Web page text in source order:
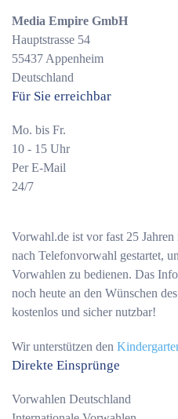
Media Empire GmbH
Hauptstrasse 54
55437 Appenheim
Deutschland
Für Sie erreichbar
Mo. bis Fr.
10 - 15 Uhr
Per E-Mail
24/7
Vorwahl.de ist vor fast 25
nach Telefonvorwahl gestartet,
Vorwahlen zu bedienen. Das
noch heute an den Wünschen
kostenlos und sicher nutzbar!
Wir unterstützen den
Direkte Einsprünge
Vorwahlen Deutschland